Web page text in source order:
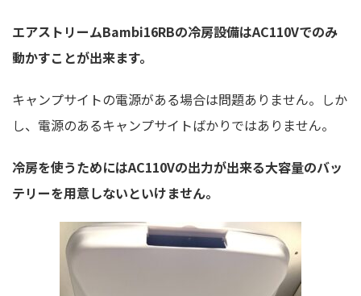
エアストリームBambi16RBの冷房設備はAC110Vでのみ
動かすことが出来ます。
キャンプサイトの電源がある場合は問題ありません。しか
し、電源のあるキャンプサイトばかりではありません。
冷房を使うためにはAC110Vの出力が出来る大容量のバッ
テリーを用意しないといけません。